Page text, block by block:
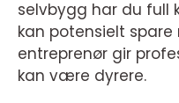
selvbygg har du full
kan potensielt
entreprenør gir
kan være dyrere.